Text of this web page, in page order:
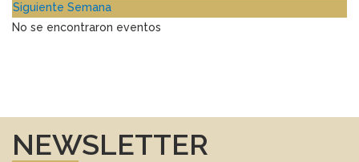
Siguiente Semana
No se encontraron eventos
NEWSLETTER